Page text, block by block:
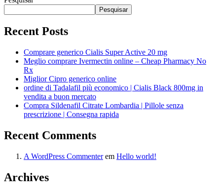
Pesquisar
Recent Posts
Comprare generico Cialis Super Active 20 mg
Meglio comprare Ivermectin online – Cheap Pharmacy No
Rx
Miglior Cipro generico online
ordine di Tadalafil più economico | Cialis Black 800mg in
vendita a buon mercato
Compra Sildenafil Citrate Lombardia | Pillole senza
prescrizione | Consegna rapida
Recent Comments
A WordPress Commenterem Hello world!
Archives